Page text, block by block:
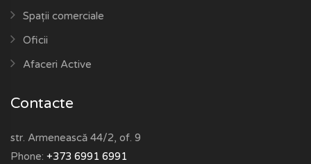
Spații comerciale
Oficii
Afaceri Active
Contacte
str. Armenească 44/2, of. 9
Phone: +373 6991 6991